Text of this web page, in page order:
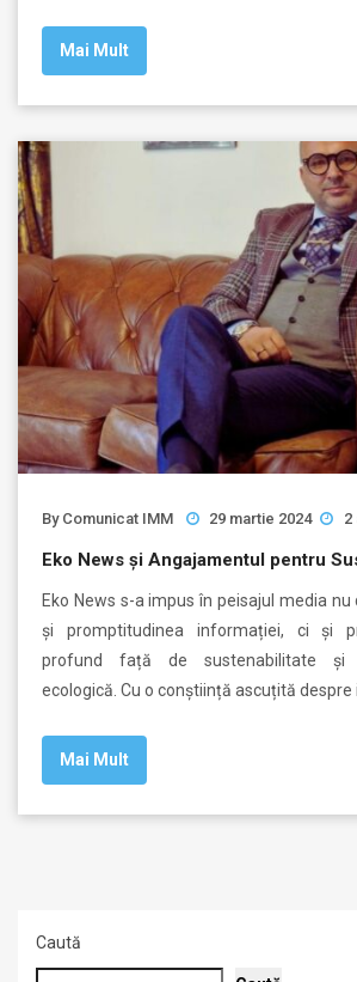
Mai Mult
By Comunicat IMM 29 martie 2024 2
Eko News și Angajamentul pentru
Eko News s-a impus în peisajul media
și promptitudinea informației, ci și
profund față de sustenabilitate și
ecologică. Cu o conștiință ascuțită
Mai Mult
Caută